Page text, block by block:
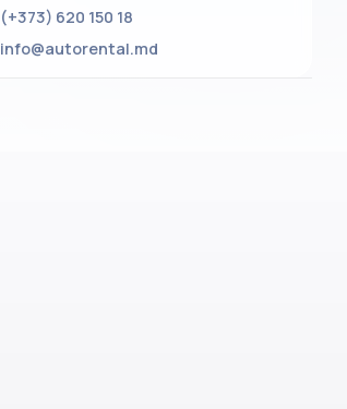
(+373) 620 150 18
info@autorental.md